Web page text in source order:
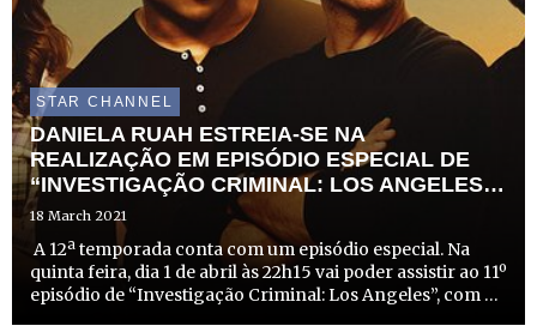
STAR CHANNEL
DANIELA RUAH ESTREIA-SE NA
REALIZAÇÃO EM EPISÓDIO ESPECIAL DE
“INVESTIGAÇÃO CRIMINAL: LOS ANGELES”
NA FOX
18 March 2021
A 12ª temporada conta com um episódio especial. Na
quinta feira, dia 1 de abril às 22h15 vai poder assistir ao 11º
episódio de “Investigação Criminal: Los Angeles”, com a